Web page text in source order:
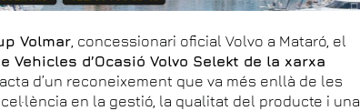
Volmar , concessionari oficial Volvo a Mataró, el
Vehicles d’Ocasió Volvo Selekt de la xarxa
d’un reconeixement que va més enllà de les
en la gestió, la qualitat del producte i una